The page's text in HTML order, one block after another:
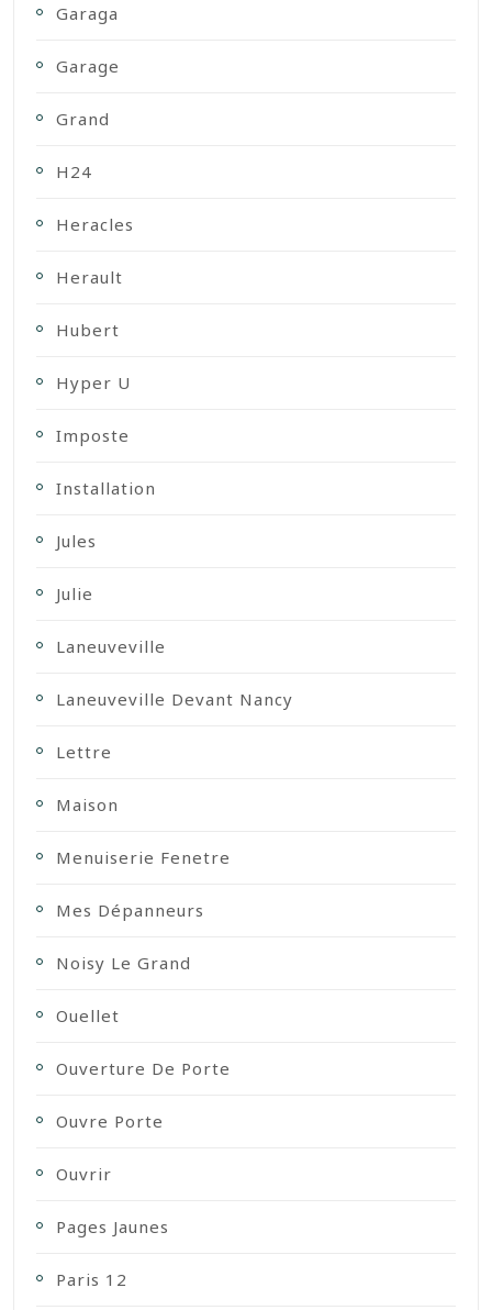
Garaga
Garage
Grand
H24
Heracles
Herault
Hubert
Hyper U
Imposte
Installation
Jules
Julie
Laneuveville
Laneuveville Devant Nancy
Lettre
Maison
Menuiserie Fenetre
Mes Dépanneurs
Noisy Le Grand
Ouellet
Ouverture De Porte
Ouvre Porte
Ouvrir
Pages Jaunes
Paris 12